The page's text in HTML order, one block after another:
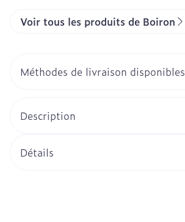
Voir tous les produits de Boiron
Méthodes de livraison disponibles
Description
Détails